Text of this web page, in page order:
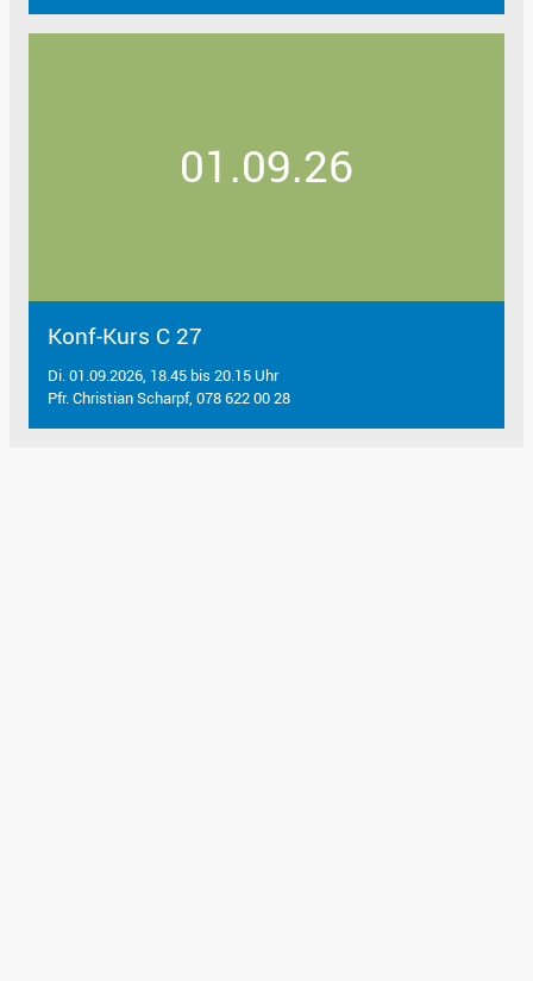
01.09.26
Konf-Kurs C 27
Di. 01.09.2026, 18.45 bis 20.15 Uhr
Pfr. Christian Scharpf, 078 622 00 28